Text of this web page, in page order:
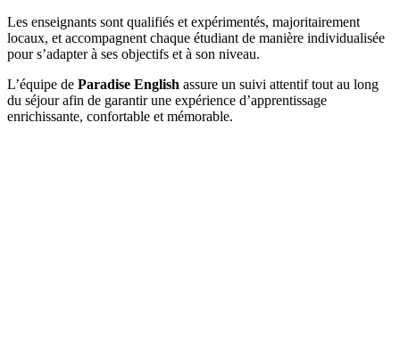
Les enseignants sont qualifiés et expérimentés, majoritairement
locaux, et accompagnent chaque étudiant de manière individualisée
pour s’adapter à ses objectifs et à son niveau.
L’équipe de Paradise English assure un suivi attentif tout au long
du séjour afin de garantir une expérience d’apprentissage
enrichissante, confortable et mémorable.